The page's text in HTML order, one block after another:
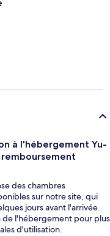
à l'hébergement Yu-
remboursement
des chambres
sur notre site, qui
jours avant l'arrivée.
de l'hébergement pour plus
d'utilisation.